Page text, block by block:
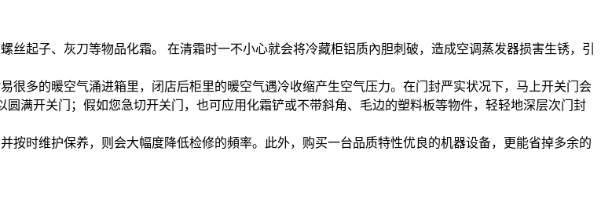
起子、灰刀等物品化霜。 在清霜时一不小心就会将冷藏柜铝质內胆刺破，造成空调蒸发器损害生锈，引
很多的暖空气涌进箱里，闭店后柜里的暖空气遇冷收缩产生空气压力。在门封严实状况下，马上开关门会
满开关门；假如您急切开关门，也可应用化霜铲或不带斜角、毛边的塑料板等物件，轻轻地深层次门封
按时维护保养，则会大幅度降低检修的頻率。此外，购买一台品质特性优良的机器设备，更能省掉多余的